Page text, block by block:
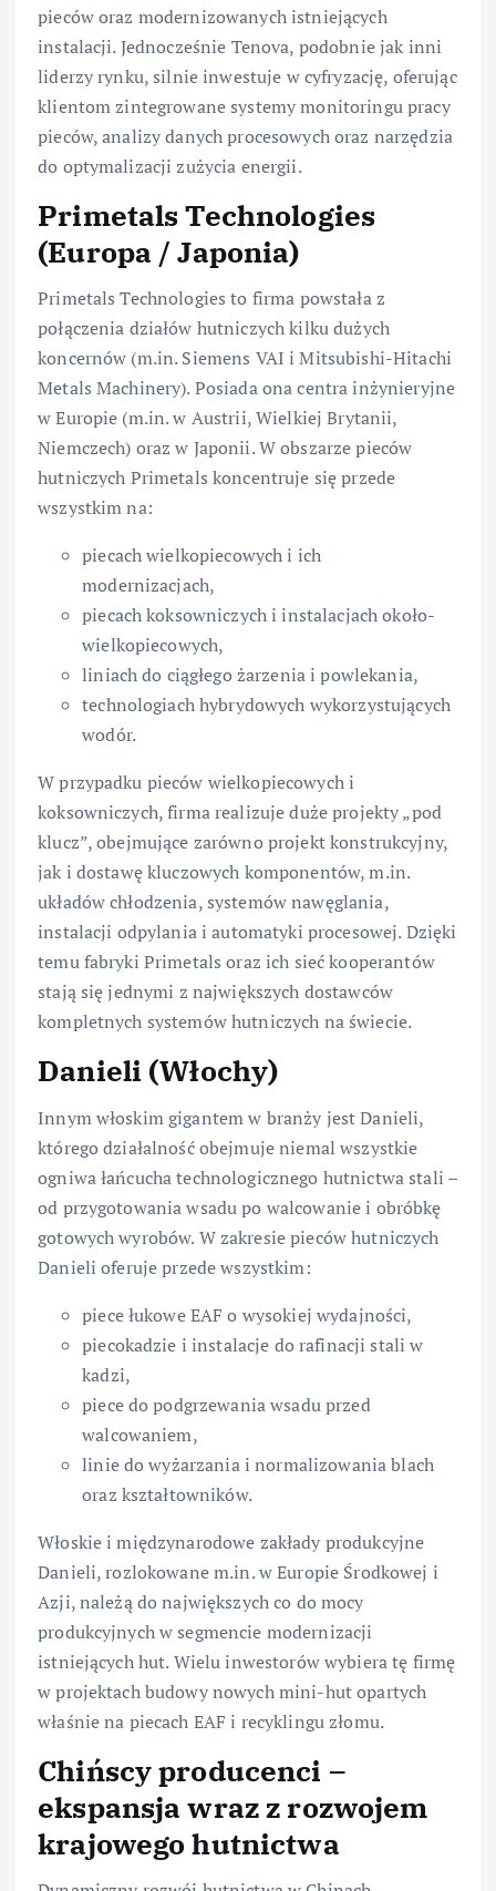
pieców oraz modernizowanych istniejących
instalacji. Jednocześnie Tenova, podobnie jak inni
liderzy rynku, silnie inwestuje w cyfryzację, oferując
klientom zintegrowane systemy monitoringu pracy
pieców, analizy danych procesowych oraz narzędzia
do optymalizacji zużycia energii.
Primetals Technologies
(Europa / Japonia)
Primetals Technologies to firma powstała z
połączenia działów hutniczych kilku dużych
koncernów (m.in. Siemens VAI i Mitsubishi-Hitachi
Metals Machinery). Posiada ona centra inżynieryjne
w Europie (m.in. w Austrii, Wielkiej Brytanii,
Niemczech) oraz w Japonii. W obszarze pieców
hutniczych Primetals koncentruje się przede
wszystkim na:
piecach wielkopiecowych i ich
modernizacjach,
piecach koksowniczych i instalacjach około-
wielkopiecowych,
liniach do ciągłego żarzenia i powlekania,
technologiach hybrydowych wykorzystujących
wodór.
W przypadku pieców wielkopiecowych i
koksowniczych, firma realizuje duże projekty „pod
klucz”, obejmujące zarówno projekt konstrukcyjny,
jak i dostawę kluczowych komponentów, m.in.
układów chłodzenia, systemów nawęglania,
instalacji odpylania i automatyki procesowej. Dzięki
temu fabryki Prime­tals oraz ich sieć kooperantów
stają się jednymi z największych dostawców
kompletnych systemów hutniczych na świecie.
Danieli (Włochy)
Innym włoskim gigantem w branży jest Danieli,
którego działalność obejmuje niemal wszystkie
ogniwa łańcucha technologicznego hutnictwa stali –
od przygotowania wsadu po walcowanie i obróbkę
gotowych wyrobów. W zakresie pieców hutniczych
Danieli oferuje przede wszystkim:
piece łukowe EAF o wysokiej wydajności,
piecokadzie i instalacje do rafinacji stali w
kadzi,
piece do podgrzewania wsadu przed
walcowaniem,
linie do wyżarzania i normalizowania blach
oraz kształtowników.
Włoskie i międzynarodowe zakłady produkcyjne
Danieli, rozlokowane m.in. w Europie Środkowej i
Azji, należą do największych co do mocy
produkcyjnych w segmencie modernizacji
istniejących hut. Wielu inwestorów wybiera tę firmę
w projektach budowy nowych mini-hut opartych
właśnie na piecach EAF i recyklingu złomu.
Chińscy producenci –
ekspansja wraz z rozwojem
krajowego hutnictwa